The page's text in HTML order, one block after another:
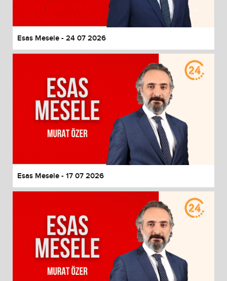
Esas Mesele - 24 07 2026
Esas Mesele - 17 07 2026